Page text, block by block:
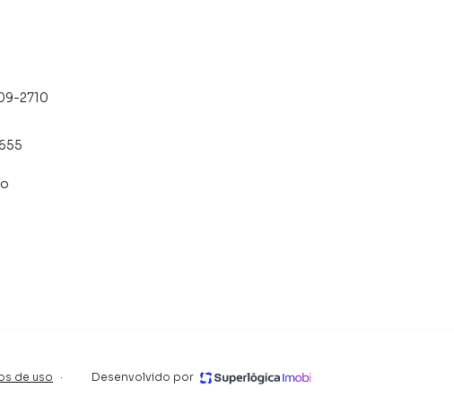
peças decorativas são de responsabilidade do
2710
de uso · Desenvolvido por